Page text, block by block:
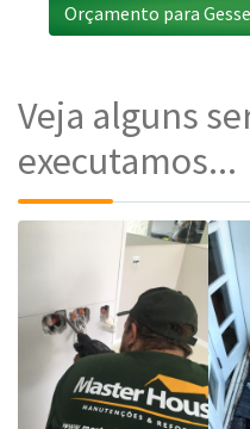
Orçamento para
Veja alguns
executamos...